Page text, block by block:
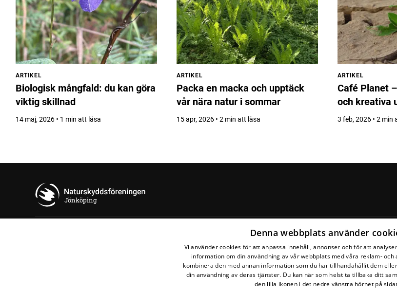
ARTIKEL
Biologisk mångfald: du kan göra
viktig skillnad
14 maj, 2026 • 1 min att läsa
ARTIKEL
Packa en macka och upptäck
vår nära natur i sommar
15 apr, 2026 • 2 min att läsa
ARTIKEL
Café Planet
och kreativa
3 feb, 2026 • 2 min
Jönköping
Följ din krets
Denna webbplats använder
Vi använder cookies för att anpassa innehåll, annonser och för att
information om din användning av vår webbplats med våra reklam-
kombinera den med annan information som du har tillhandahållit dem
din användning av deras tjänster. Du kan när som helst ta tillbaka ditt
den lilla ikonen i det nedre vänstra hörnet på